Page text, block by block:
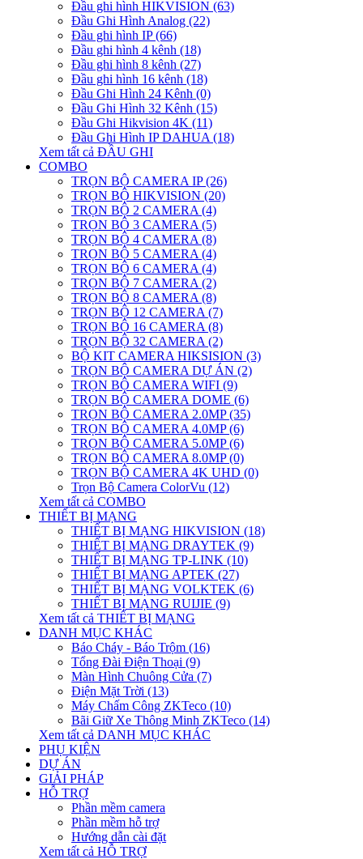
Đầu ghi hình HIKVISION (63)
Đầu Ghi Hình Analog (22)
Đầu ghi hình IP (66)
Đầu ghi hình 4 kênh (18)
Đầu ghi hình 8 kênh (27)
Đầu ghi hình 16 kênh (18)
Đầu Ghi Hình 24 Kênh (0)
Đầu Ghi Hình 32 Kênh (15)
Đầu Ghi Hikvision 4K (11)
Đầu Ghi Hình IP DAHUA (18)
Xem tất cả ĐẦU GHI
COMBO
TRỌN BỘ CAMERA IP (26)
TRỌN BỘ HIKVISION (20)
TRỌN BỘ 2 CAMERA (4)
TRỌN BỘ 3 CAMERA (5)
TRỌN BỘ 4 CAMERA (8)
TRỌN BỘ 5 CAMERA (4)
TRỌN BỘ 6 CAMERA (4)
TRỌN BỘ 7 CAMERA (2)
TRỌN BỘ 8 CAMERA (8)
TRỌN BỘ 12 CAMERA (7)
TRỌN BỘ 16 CAMERA (8)
TRỌN BỘ 32 CAMERA (2)
BỘ KIT CAMERA HIKSISION (3)
TRỌN BỘ CAMERA DỰ ÁN (2)
TRỌN BỘ CAMERA WIFI (9)
TRỌN BỘ CAMERA DOME (6)
TRỌN BỘ CAMERA 2.0MP (35)
TRỌN BỘ CAMERA 4.0MP (6)
TRỌN BỘ CAMERA 5.0MP (6)
TRỌN BỘ CAMERA 8.0MP (0)
TRỌN BỘ CAMERA 4K UHD (0)
Trọn Bộ Camera ColorVu (12)
Xem tất cả COMBO
THIẾT BỊ MẠNG
THIẾT BỊ MẠNG HIKVISION (18)
THIẾT BỊ MẠNG DRAYTEK (9)
THIẾT BỊ MẠNG TP-LINK (10)
THIẾT BỊ MẠNG APTEK (27)
THIẾT BỊ MẠNG VOLKTEK (6)
THIẾT BỊ MẠNG RUIJIE (9)
Xem tất cả THIẾT BỊ MẠNG
DANH MỤC KHÁC
Báo Cháy - Báo Trộm (16)
Tổng Đài Điện Thoại (9)
Màn Hình Chuông Cửa (7)
Điện Mặt Trời (13)
Máy Chấm Công ZKTeco (10)
Bãi Giữ Xe Thông Minh ZKTeco (14)
Xem tất cả DANH MỤC KHÁC
PHỤ KIỆN
DỰ ÁN
GIẢI PHÁP
HỖ TRỢ
Phần mềm camera
Phần mềm hỗ trợ
Hướng dẫn cài đặt
Xem tất cả HỖ TRỢ